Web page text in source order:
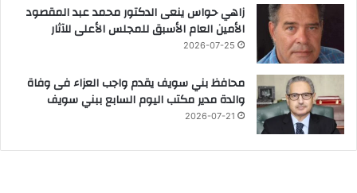
زاهي حواس ينعى الدكتور محمد عبد المقصود
الأمين العام الأسبق للمجلس الأعلى للآثار
2026-07-25
محافظ بني سويف يقدم واجب العزاء فى وفاة
والدة مدير مكتب اليوم السابع ببني سويف
2026-07-21